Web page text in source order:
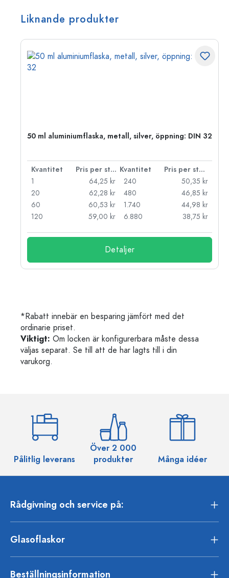
Liknande produkter
50 ml aluminiumflaska, metall, silver, öppning: DIN 32
Kvantitet Pris per styck Kvantitet
Pris per styck
1
64,25 kr
20
62,28 kr
60
60,53 kr
120
59,00 kr
240
50,35 kr
480
46,85 kr
1.740
44,98 kr
6.880
38,75 kr
Detaljer
*Rabatt innebär en besparing jämfört med det
ordinarie priset.
Viktigt: Om locken är konfigurerbara måste dessa
väljas separat. Se till att de har lagts till i din
varukorg.
Pålitlig leverans
Över 2 000
produkter
Många idéer
Rådgivning och service på:
Glasoflaskor
Beställningsinformation